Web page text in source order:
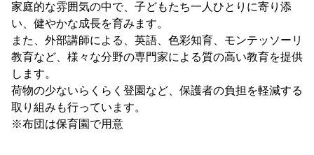
家庭的な雰囲気の中で、子どもたち一人ひとりに寄り添
い、健やかな成長を育みます。
また、外部講師による、英語、色彩知育、モンテッソーリ
教育など、様々な分野の専門家による質の高い教育を提供
します。
荷物の少ないらくらく登園など、保護者の負担を軽減する
取り組みも行っています。
※布団は保育園で用意